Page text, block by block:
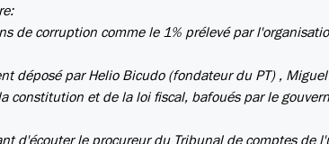
de corruption comme le 1% prélevé par
déposé par Helio Bicudo (fondateur du PT) ,
constitution et de la loi fiscal, bafoués par le
d'écouter le procureur du Tribunal de comptes de